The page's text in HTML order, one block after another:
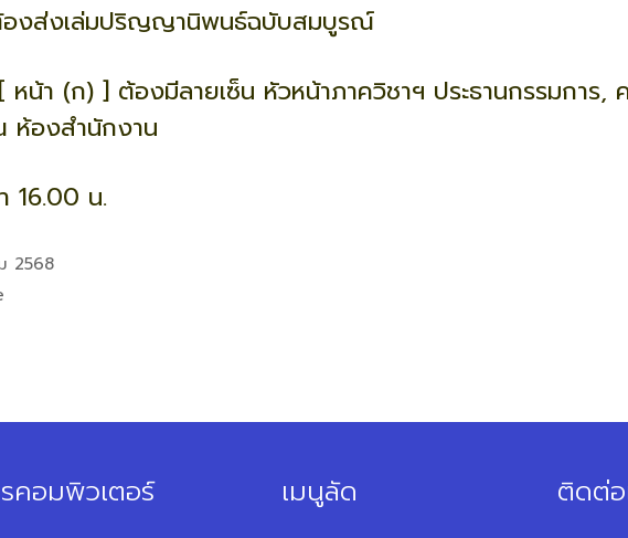
งส่งเล่มปริญญานิพนธ์ฉบับสมบูรณ์
น้า (ก) ] ต้องมีลายเซ็น หัวหน้าภาควิชาฯ ประธานกรรมการ
องสำนักงาน
16.00 น.
2568
คอมพิวเตอร์
เมนูลัด ติดต่อ